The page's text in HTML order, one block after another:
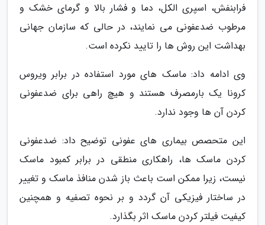
فرابنفش، اسپری الکل، دما و فشار بالا و گرمای خشک و
مرطوب ضدعفونی می نمایند، در حالی که سازمان جهانی
بهداشت این روش ها را تایید نکرده است.
وی ادامه داد: ماسک های مورد استفاده در برابر ویروس
کرونا یک بارمصرف هستند و هیچ راهی برای ضدعفونی
کردن آن ها وجود ندارد.
این متحصص بیماری های عفونی توضیح داد: ضدعفونی
کردن ماسک ها، راهکاری منطقی در برابر کمبود ماسک
نیست، زیرا ممکن است باعث باز شدن منافذ ماسک و تغییر
در ساختار فیزیکی آن گردد و بر نحوه تصفیه و همچنین
کیفیت فیلتر کردن ماسک اثر بگذارد.